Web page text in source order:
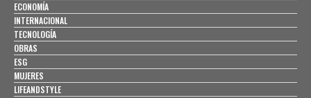
ECONOMÍA
INTERNACIONAL
TECNOLOGÍA
OBRAS
ESG
MUJERES
LIFEANDSTYLE